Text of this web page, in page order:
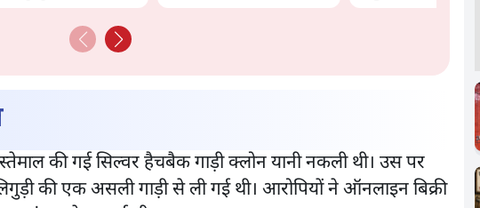
की गई सिल्वर हैचबैक गाड़ी क्लोन यानी नकली थी। उस पर
की एक असली गाड़ी से ली गई थी। आरोपियों ने ऑनलाइन बिक्री